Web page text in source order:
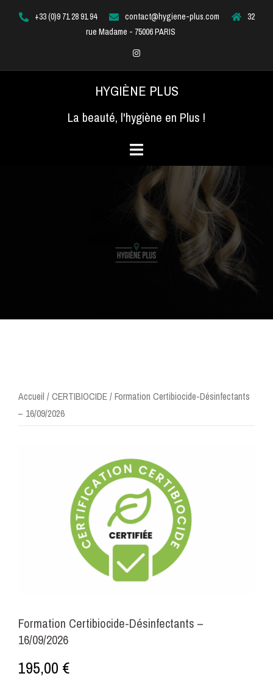
+33 (0)9 71 28 91 94 contact@hygiene-plus.com
32
rue Madame - 75006 PARIS
Instagram
HYGIÈNE PLUS
La beauté, l'hygiène en Plus !
Accueil /CERTIBIOCIDE/ Formation Certibiocide-Désinfectants
– 16/09/2026
Formation Certibiocide-Désinfectants –
16/09/2026
195,00 €